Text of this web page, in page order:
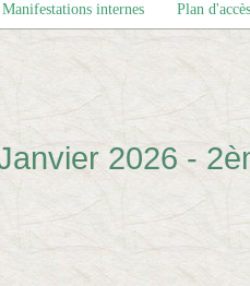
Manifestations internes Plan d'accès
2026 -